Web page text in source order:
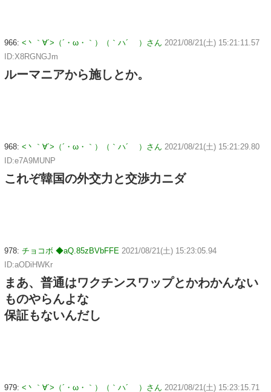
966: <丶｀∀´>（´・ω・｀）（｀ハ´ ）さん 2021/08/21(土) 15:21:11.57
ID:X8RGNGJm
ルーマニアから施しとか。
968: <丶｀∀´>（´・ω・｀）（｀ハ´ ）さん 2021/08/21(土) 15:21:29.80
ID:e7A9MUNP
これぞ韓国の外交力と交渉力ニダ
978: チョコボ ◆aQ.85zBVbFFE 2021/08/21(土) 15:23:05.94
ID:aODiHWKr
まあ、普通はワクチンスワップとかわかんない
ものやらんよな
保証もないんだし
979: <丶｀∀´>（´・ω・｀）（｀ハ´ ）さん 2021/08/21(土) 15:23:15.71